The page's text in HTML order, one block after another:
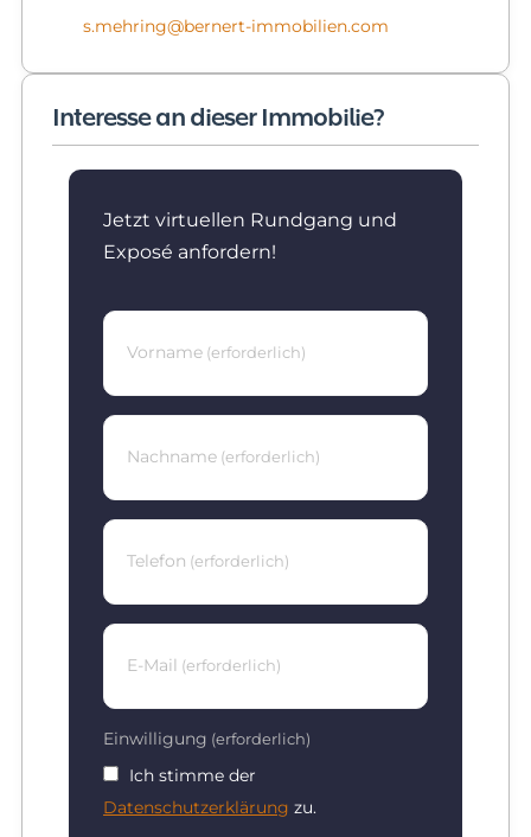
s.mehring@bernert-immobilien.com
Interesse an dieser Immobilie?
Jetzt virtuellen Rundgang und
Exposé anfordern!
Vorname (erforderlich)
Nachname (erforderlich)
Telefon (erforderlich)
E-Mail (erforderlich)
Einwilligung (erforderlich)
Ich stimme der
Datenschutzerklärung zu.